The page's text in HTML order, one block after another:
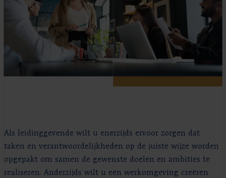
Als leidinggevende wilt u enerzijds ervoor zorgen dat
taken en verantwoordelijkheden op de juiste wijze worden
opgepakt om samen de gewenste doelen en ambities te
realiseren. Anderzijds wilt u een werkomgeving creëren